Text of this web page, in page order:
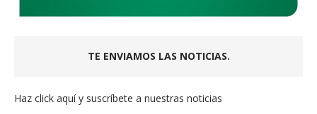
TE ENVIAMOS LAS NOTICIAS.
Haz click aquí y suscríbete a nuestras noticias